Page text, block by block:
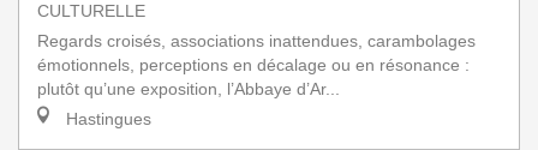
CULTURELLE
Regards croisés, associations inattendues, carambolages
émotionnels, perceptions en décalage ou en résonance :
plutôt qu’une exposition, l’Abbaye d’Ar...
Hastingues